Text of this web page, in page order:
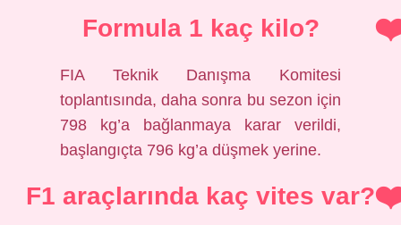
Formula 1 kaç kilo?
FIA Teknik Danışma Komitesi
toplantısında, daha sonra bu sezon için
798 kg’a bağlanmaya karar verildi,
başlangıçta 796 kg’a düşmek yerine.
F1 araçlarında kaç vites var?